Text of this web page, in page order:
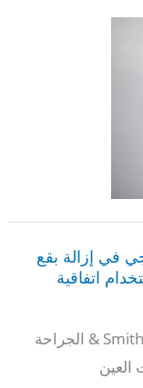
في إزالة بقع
اتفاقية
أندريا فيندا, خبير تجميل طبي في Smith Vein & الجراحة
العين